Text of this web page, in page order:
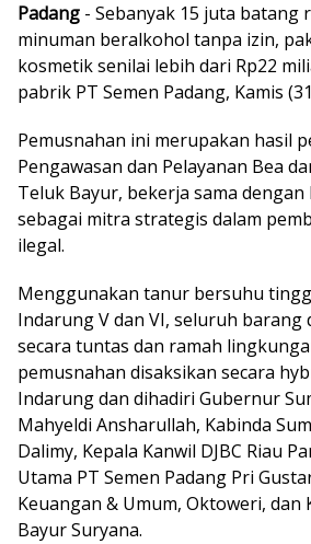
Padang - Sebanyak 15 juta batang
minuman beralkohol tanpa izin,
kosmetik senilai lebih dari Rp22
pabrik PT Semen Padang, Kamis
Pemusnahan ini merupakan hasil
Pengawasan dan Pelayanan Bea
Teluk Bayur, bekerja sama dengan
sebagai mitra strategis dalam
ilegal.
Menggunakan tanur bersuhu
Indarung V dan VI, seluruh barang
secara tuntas dan ramah
pemusnahan disaksikan secara
Indarung dan dihadiri Gubernur
Mahyeldi Ansharullah, Kabinda
Dalimy, Kepala Kanwil DJBC Riau
Utama PT Semen Padang Pri
Keuangan & Umum, Oktoweri, dan
Bayur Suryana.